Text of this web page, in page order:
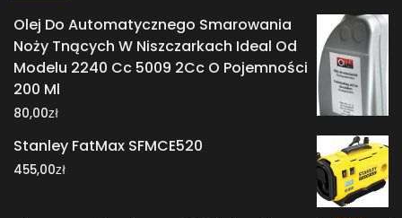
Olej Do Automatycznego Smarowania
Noży Tnących W Niszczarkach Ideal Od
Modelu 2240 Cc 5009 2Cc O Pojemności
200 Ml
80,00zł
Stanley FatMax SFMCE520
455,00zł